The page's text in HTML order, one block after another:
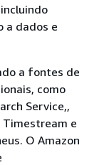
a dados e
a fontes de
como
Service,,
Timestream e
O Amazon